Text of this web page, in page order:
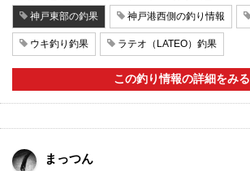
神戸東部の釣果 神戸港西側の釣り情報
ウキ釣り釣果 ラテオ（LATEO）釣果
この釣り情報の詳細をみる
まっつん